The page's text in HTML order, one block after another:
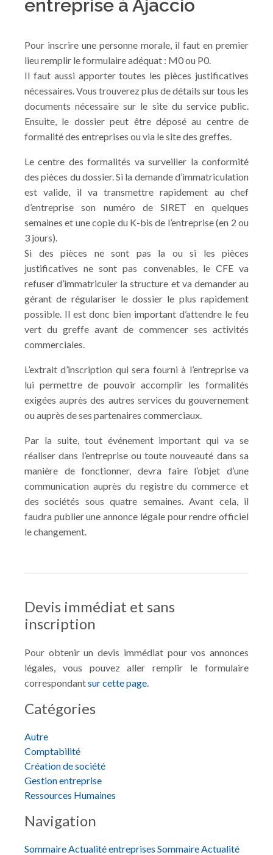
entreprise à Ajaccio
Pour inscrire une personne morale, il faut en premier
lieu remplir le formulaire adéquat : M0 ou P0.
Il faut aussi apporter toutes les pièces justificatives
nécessaires. Vous trouverez plus de détails sur tous les
documents nécessaire sur le site du service public.
Ensuite, le dossier peut être déposé au centre de
formalité des entreprises ou via le site des greffes.
Le centre des formalités va surveiller la conformité
des pièces du dossier. Si la demande d’immatriculation
est valide, il va transmettre rapidement au chef
d’entreprise son numéro de SIRET en quelques
semaines et une copie du K-bis de l’entreprise (en 2 ou
3 jours).
Si des pièces ne sont pas la ou si les pièces
justificatives ne sont pas convenables, le CFE va
refuser d’immatriculer la structure et va demander au
gérant de régulariser le dossier le plus rapidement
possible. Il est donc bien important d’attendre le feu
vert du greffe avant de commencer ses activités
commerciales.
L’extrait d’inscription qui sera fourni à l’entreprise va
lui permettre de pouvoir accomplir les formalités
exigées auprès des autres services du gouvernement
ou auprès de ses partenaires commerciaux.
Par la suite, tout événement important qui va se
réaliser dans l’entreprise ou toute nouveauté dans sa
manière de fonctionner, devra faire l’objet d’une
communication auprès du registre du commerce et
des sociétés sous quatre semaines. Avant cela, il
faudra publier une annonce légale pour rendre officiel
le changement.
Devis immédiat et sans
inscription
Pour obtenir un devis immédiat pour vos annonces
légales, vous pouvez aller remplir le formulaire
correspondantsur cette page.
Catégories
Autre
Comptabilité
Création de société
Gestion entreprise
Ressources Humaines
Navigation
Sommaire Actualité entreprises Sommaire Actualité